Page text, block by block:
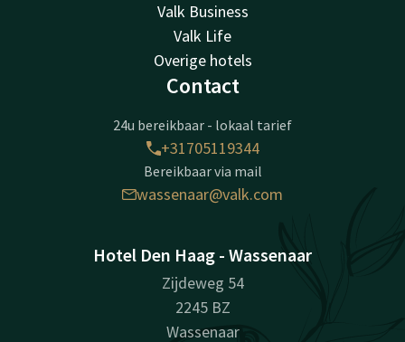
Valk Business
Valk Life
Overige hotels
Contact
24u bereikbaar - lokaal tarief
+31705119344
Bereikbaar via mail
wassenaar@valk.com
Hotel Den Haag - Wassenaar
Zijdeweg 54
2245 BZ
Wassenaar